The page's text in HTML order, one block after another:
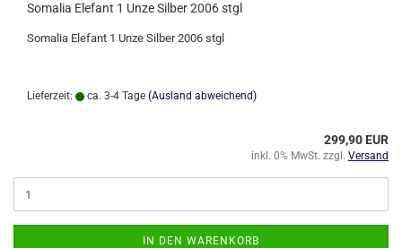
Somalia Elefant 1 Unze Silber 2006 stgl
Somalia Elefant 1 Unze Silber 2006 stgl
Lieferzeit: ca. 3-4 Tage (Ausland abweichend)
299,90 EUR
inkl. 0% MwSt. zzgl. Versand
IN DEN WARENKORB